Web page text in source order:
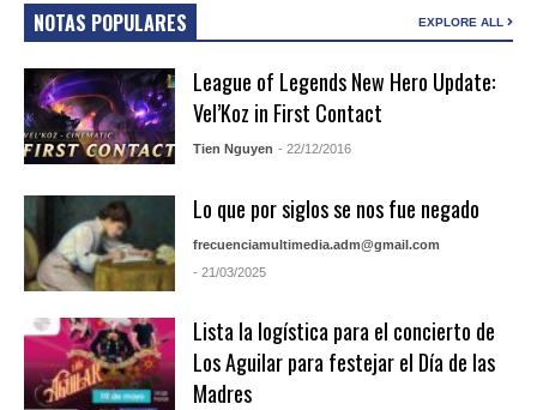
NOTAS POPULARES EXPLORE ALL
League of Legends New Hero Update:
Vel’Koz in First Contact
Tien Nguyen - 22/12/2016
Lo que por siglos se nos fue negado
frecuenciamultimedia.adm@gmail.com
- 21/03/2025
Lista la logística para el concierto de
Los Aguilar para festejar el Día de las
Madres